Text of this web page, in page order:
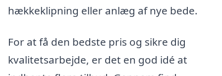
hækkeklipning eller anlæg af nye bede.
For at få den bedste pris og sikre dig
kvalitetsarbejde, er det en god idé at